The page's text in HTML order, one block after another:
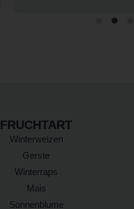
FRUCHTART
Winterweizen
Gerste
Winterraps
Mais
Sonnenblume